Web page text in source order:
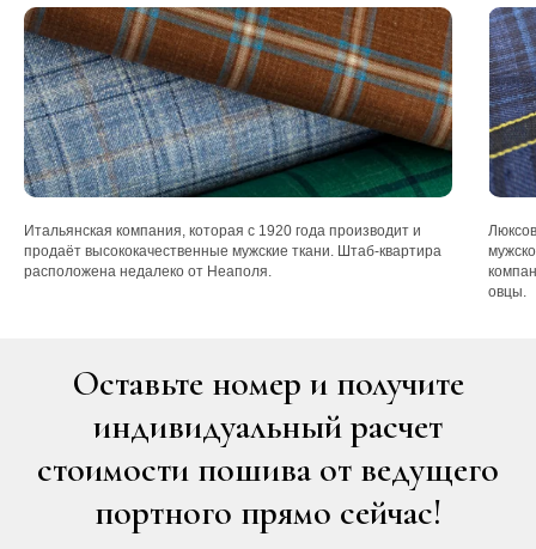
Итальянская компания, которая с 1920 года производит и
продаёт высококачественные мужские ткани. Штаб-квартира
расположена недалеко от Неаполя.
овцы.
Оставьте номер и получите
индивидуальный расчет
стоимости пошива от ведущего
портного прямо сейчас!